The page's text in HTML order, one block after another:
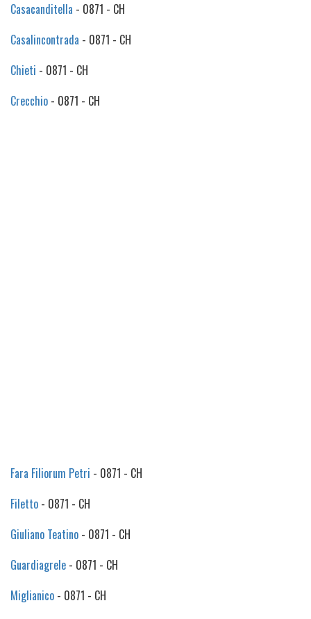
Casacanditella - 0871 - CH
Casalincontrada - 0871 - CH
Chieti - 0871 - CH
Crecchio - 0871 - CH
Fara Filiorum Petri - 0871 - CH
Filetto - 0871 - CH
Giuliano Teatino - 0871 - CH
Guardiagrele - 0871 - CH
Miglianico - 0871 - CH